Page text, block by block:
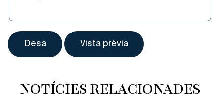
NOTÍCIES RELACIONADES